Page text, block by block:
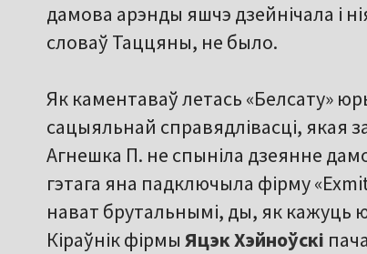
дамова арэнды яшчэ дзейнічала і
словаў Таццяны, не было.
Як каментаваў летась «Белсату»
сацыяльнай справядлівасці, якая
Агнешка П. не спыніла дзеянне
гэтага яна падключыла фірму
нават брутальнымі, ды, як
Кіраўнік фірмы Яцэк Хэйноўскі